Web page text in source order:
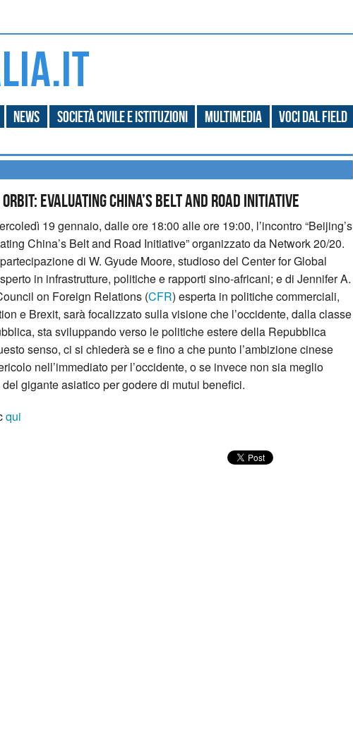
News Società civile e Istituzioni Multimedia Voci dal field
Orbit: Evaluating China’s Belt and Road Initiative
19 gennaio, dalle ore 18:00 alle ore 19:00, l’incontro “Beijing’s
China’s Belt and Road Initiative” organizzato da Network 20/20.
di W. Gyude Moore, studioso del Center for Global
in infrastrutture, politiche e rapporti sino-africani; e di Jennifer A.
on Foreign Relations (CFR) esperta in politiche commerciali,
e Brexit, sarà focalizzato sulla visione che l’occidente, dalla classe
sta sviluppando verso le politiche estere della Repubblica
senso, ci si chiederà se e fino a che punto l’ambizione cinese
nell’immediato per l’occidente, o se invece non sia meglio
gigante asiatico per godere di mutui benefici.
qui